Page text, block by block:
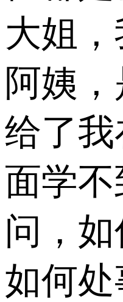
大姐
阿姨
给了我
面学
问，如
如何